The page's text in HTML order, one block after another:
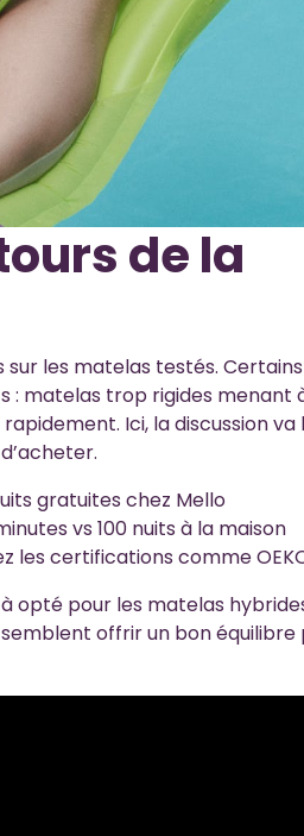
de la
les matelas testés. Certains
matelas trop rigides menant
Ici, la discussion
gratuites chez Mello
vs 100 nuits à la maison
les certifications comme
opté pour les matelas
offrir un bon